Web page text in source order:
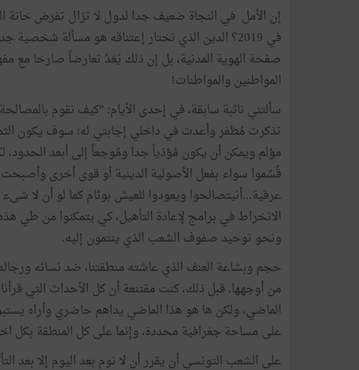
إن الأمل في النجاة ضعيف جدا لدول لا تزال تفرض خانة
في 2019؟ الدين الذي نختار إعتناقه هو مسألة
صفحة الهوية المدنية، بل إن ذلك يُعَدُ تعارضاً صارخا مع
المواطنين والمواطنات!
سألتني نائبة سابقة، في إحدى الأيام: "كيف نقوم
تذكرت مُظفر وأعدت في داخلي إجابتي له: سوف يكون
مؤلم ويمكن أن يكون مُؤذياً جدا ومُوجعاً إلى أبعد
قُسِّموا سواء بفعل الأصولية الدينية أو قوى أخرى وأصبحت
عرقية...أنيتصالحوا ويعودوا للعيش بوئام كما لو أن
الانخراط في برامج لإعادة التأهيل، كي يتمكنوا من طي
ونحو توحيد صفوف الشعب الذي ينتمون إليه.
حجم وبشاعة العنف الذي عاشته منطقتنا، ضد نسائه
من أوجهها. قبل ذلك، كنت مقتنعة أن كل الأحداث التي
الماضي، ولكن ها هو هذا الماضي يداهم حاضري وأراه
على مساحة جغرافية محددة، وإنما على كل المنطقة بكل
على الشعب التونسي أن يقرر أن لا نوم بعد اليوم إلا بعد